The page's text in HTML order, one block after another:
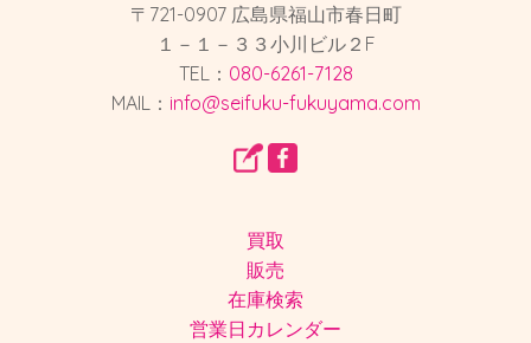
〒721-0907 広島県福山市春日町
１－１－３３小川ビル２F
TEL： 080-6261-7128
MAIL： info@seifuku-fukuyama.com
買取
販売
在庫検索
営業日カレンダー